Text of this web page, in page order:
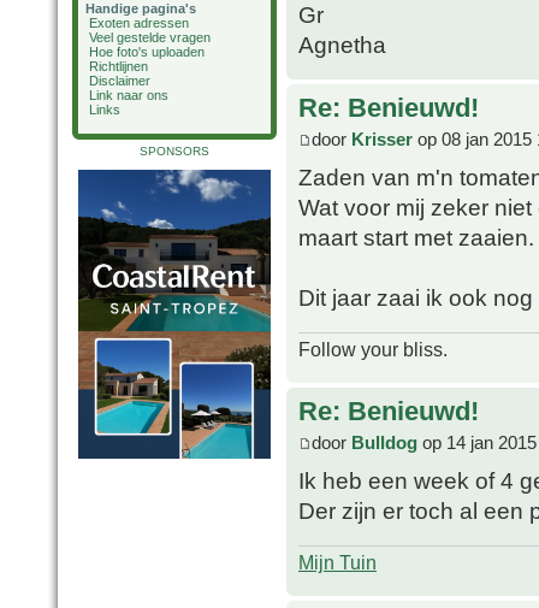
Handige pagina's
Exoten adressen
Veel gestelde vragen
Hoe foto's uploaden
Richtlijnen
Disclaimer
Link naar ons
Links
SPONSORS
Gr
Agnetha
Re: Benieuwd!
door Krisser op 08 jan 2015
Zaden van m'n
Wat voor mij zeker
maart start met zaaien.
Dit jaar zaai ik ook
Follow your bliss.
Re: Benieuwd!
door Bulldog op 14 jan
Ik heb een week of 4
Der zijn er toch al een
Mijn Tuin